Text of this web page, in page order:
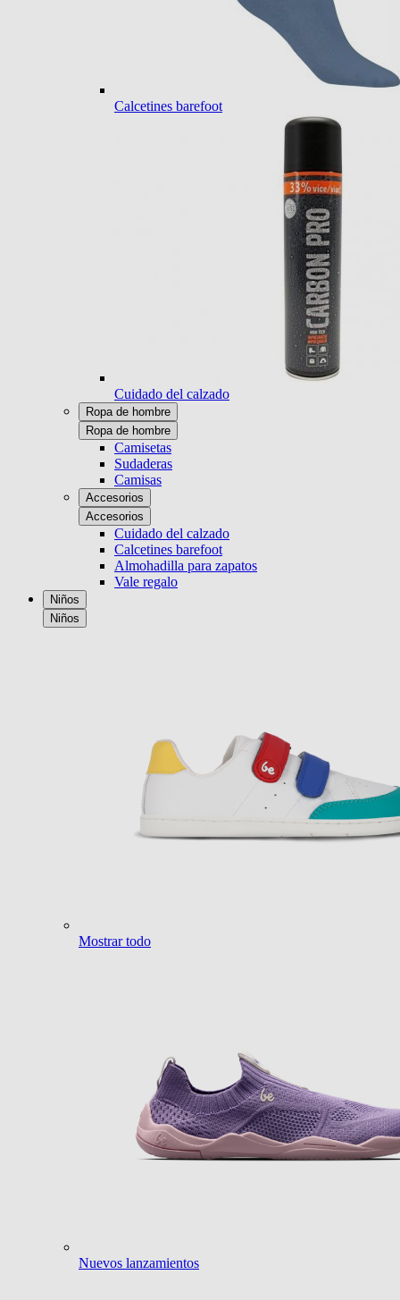
Calcetines barefoot
Cuidado del calzado
Ropa de hombre
Ropa de hombre
Camisetas
Sudaderas
Camisas
Accesorios
Accesorios
Cuidado del calzado
Calcetines barefoot
Almohadilla para zapatos
Vale regalo
Niños
Niños
Mostrar todo
Nuevos lanzamientos